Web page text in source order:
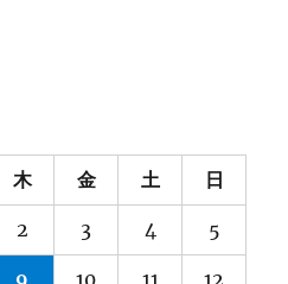
木 金 土 日
2 3 4 5